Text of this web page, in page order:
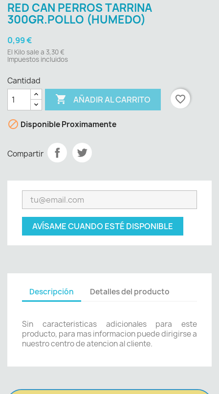
RED CAN PERROS TARRINA
300GR.POLLO (HUMEDO)
0,99 €
El Kilo sale a 3,30 €
Impuestos incluidos
Cantidad
 AÑADIR AL CARRITO favorite_border
 Disponible Proximamente
Compartir
AVÍSAME CUANDO ESTÉ DISPONIBLE
Descripción Detalles del producto
Sin caracteristicas adicionales para este
producto, para mas informacion puede dirigirse a
nuestro centro de atencion al cliente.